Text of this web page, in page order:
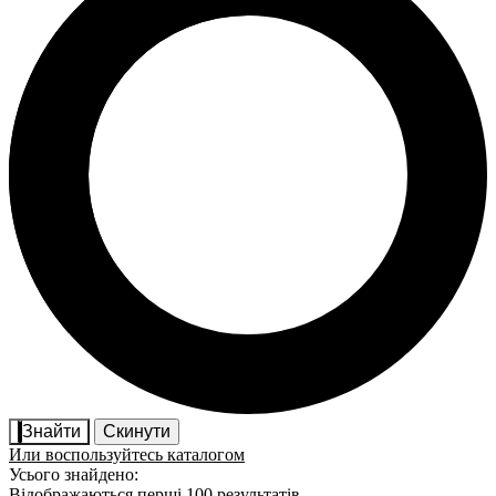
Знайти
Скинути
Или воспользуйтесь каталогом
Усього знайдено: